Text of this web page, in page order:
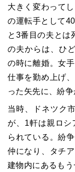
大きく変わって
の運転手として
と3番目の夫とは
の夫からは、ひ
の時に離婚。女
仕事を勤め上げ
った矢先に、紛争
当時、ドネツク
が、1軒は親ロ
られている。紛
仲になり、タチ
建物内にあるもう